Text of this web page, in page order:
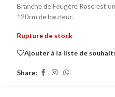
Branche de Fougère Rose est
120cm de hauteur.
Rupture de stock
Ajouter à la liste de
Share: